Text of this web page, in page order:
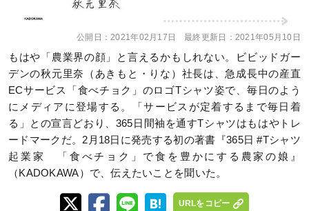
公開日：2021年02月17日 最終更新日： 2021年05月10日
もはや「農業界の顔」と言えるかもしれない。ビビッドガー
デンの秋元里奈（あきもと・りな）社長は、急成長中の産直
ECサービス「食べチョク」のロゴTシャツ姿で、毎日のよう
にメディアに登場する。「サービスが定着するまで毎日着
る」との宣言どおり、365日間袖を通すTシャツはもはやトレ
ードマークだ。2月18日に発売する初の著書『365日 #Tシャツ
起業家 「食べチョク」で食を豊かにする農家の娘』
（KADOKAWA）で、伝えたいことを聞いた。
URLをコピー